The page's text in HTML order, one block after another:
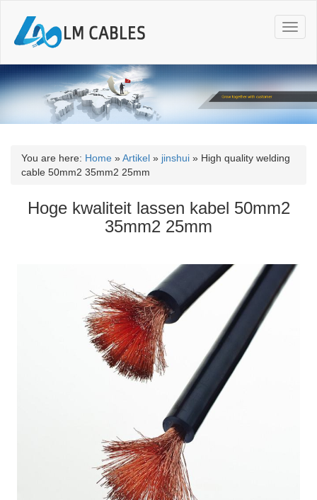
T
o
g
l
n
a
i
You are here: Home »Artikel » jinshui » High quality welding
cable 50mm2 35mm2 25mm
Hoge kwaliteit lassen kabel 50mm2
35mm2 25mm